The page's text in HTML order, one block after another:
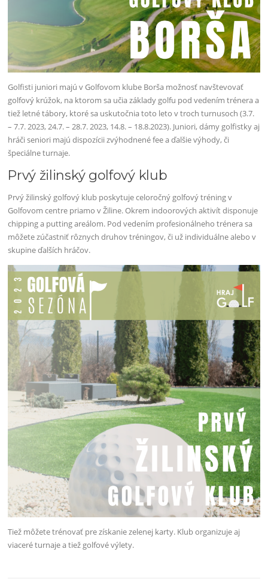
Golfisti juniori majú v Golfovom klube Borša možnosť navštevovať
golfový krúžok, na ktorom sa učia základy golfu pod vedením trénera a
tiež letné tábory, ktoré sa uskutočnia toto leto v troch turnusoch (3.7.
– 7.7. 2023, 24.7. – 28.7. 2023, 14.8. – 18.8.2023). Juniori, dámy golfistky aj
hráči seniori majú dispozícii zvýhodnené fee a ďalšie výhody, či
špeciálne turnaje.
Prvý žilinský golfový klub
Prvý žilinský golfový klub poskytuje celoročný golfový tréning v
Golfovom centre priamo v Žiline. Okrem indoorových aktivít disponuje
chipping a putting areálom. Pod vedením profesionálneho trénera sa
môžete zúčastniť rôznych druhov tréningov, či už individuálne alebo v
skupine ďalších hráčov.
Tiež môžete trénovať pre získanie zelenej karty. Klub organizuje aj
viaceré turnaje a tiež golfové výlety.